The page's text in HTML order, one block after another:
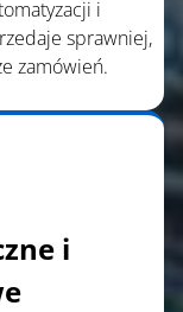
i
sprawniej,
zamówień.
i